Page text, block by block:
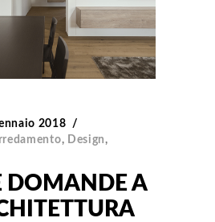
2018
, Design,
DOMANDE A